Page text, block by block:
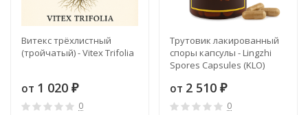
Витекс трёхлистный
(тройчатый) - Vitex Trifolia
от 1 020 ₽
0
Трутовик лакированный
споры капсулы - Lingzhi
Spores Capsules (KLO)
от 2 510 ₽
0